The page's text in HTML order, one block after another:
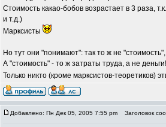
Стоимость какао-бобов возрастает в 3 раза,
и т.д.)
Марксисты
Но тут они "понимают": так то ж не
А "стоимость" - то ж затраты труда, а не деньги!
Только никто (кроме марксистов-теоретиков)
Добавлено: Пн Дек 05, 2005 7:55 pm Заголовок